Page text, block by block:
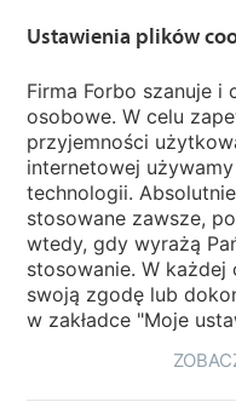
Wybierz kraj
My Forbo
NEWSLETTER
Ustawienia plików
Firma Forbo szanuje i
osobowe. W celu
przyjemności
internetowej
technologii.
stosowane zawsze,
wtedy, gdy wyrażą
stosowanie. W każdej
swoją zgodę lub
w zakładce "Moje